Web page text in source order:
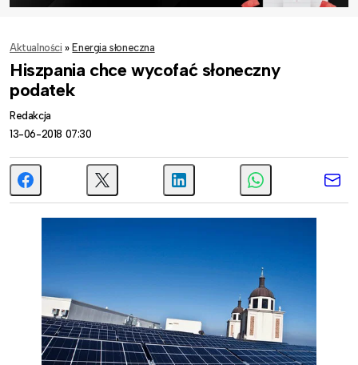
Aktualności » Energia słoneczna
Hiszpania chce wycofać słoneczny
podatek
Redakcja
13-06-2018 07:30